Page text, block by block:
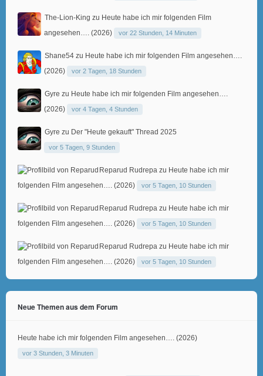
The-Lion-King zu Heute habe ich mir folgenden Film
angesehen…. (2026)
vor 22 Stunden, 14 Minuten
Shane54 zu Heute habe ich mir folgenden Film angesehen….
(2026)
vor 2 Tagen, 18 Stunden
Gyre zu Heute habe ich mir folgenden Film angesehen….
(2026)
vor 4 Tagen, 4 Stunden
Gyre zu Der "Heute gekauft" Thread 2025
vor 5 Tagen, 9 Stunden
Reparud Rudrepa zu Heute habe ich mir
folgenden Film angesehen…. (2026)
vor 5 Tagen, 10 Stunden
Reparud Rudrepa zu Heute habe ich mir
folgenden Film angesehen…. (2026)
vor 5 Tagen, 10 Stunden
Reparud Rudrepa zu Heute habe ich mir
folgenden Film angesehen…. (2026)
vor 5 Tagen, 10 Stunden
Neue Themen aus dem Forum
Heute habe ich mir folgenden Film angesehen…. (2026)
vor 3 Stunden, 3 Minuten